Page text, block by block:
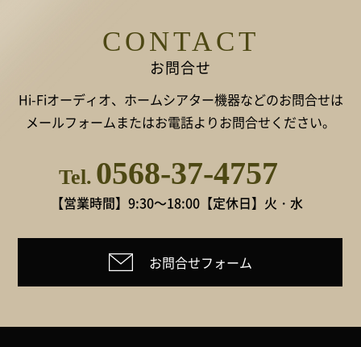
CONTACT
お問合せ
Hi-Fiオーディオ、ホームシアター機器などのお問合せは
メールフォームまたはお電話よりお問合せください。
Tel. 0568-37-4757
【営業時間】9:30～18:00【定休日】火・水
お問合せフォーム